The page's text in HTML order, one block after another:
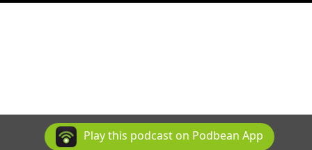
Play this podcast on Podbean App